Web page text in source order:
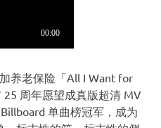
养老保险「All I Want for
25 周年愿望成真版超清 MV
单曲榜冠军，成为